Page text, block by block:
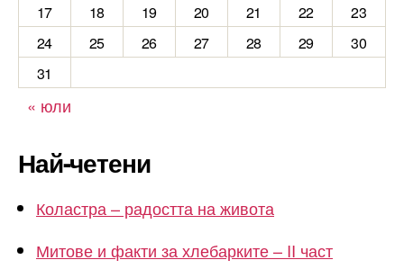
17
18 19 20 21 22
23
24
25 26 27 28 29
30
31
« юли
Най-четени
Коластра – радостта на живота
Митове и факти за хлебарките – II част